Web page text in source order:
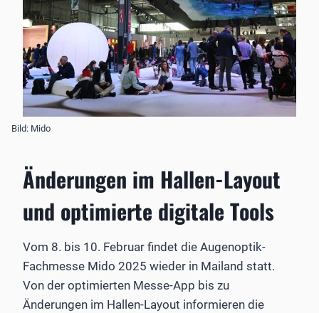
Bild: Mido
Änderungen im Hallen-Layout
und optimierte digitale Tools
Vom 8. bis 10. Februar findet die Augenoptik-
Fachmesse Mido 2025 wieder in Mailand statt.
Von der optimierten Messe-App bis zu
Änderungen im Hallen-Layout informieren die